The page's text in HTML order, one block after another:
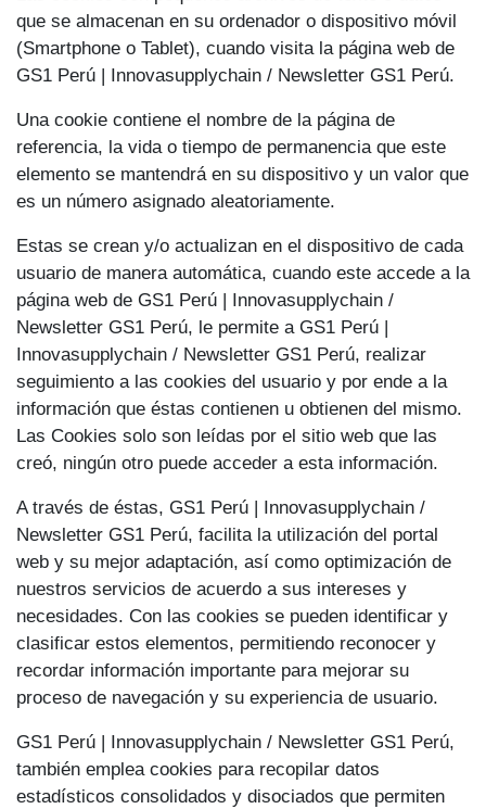
que se almacenan en su ordenador o dispositivo móvil
(Smartphone o Tablet), cuando visita la página web de
GS1 Perú | Innovasupplychain / Newsletter GS1 Perú.
Una cookie contiene el nombre de la página de
referencia, la vida o tiempo de permanencia que este
elemento se mantendrá en su dispositivo y un valor que
es un número asignado aleatoriamente.
Estas se crean y/o actualizan en el dispositivo de cada
usuario de manera automática, cuando este accede a la
página web de GS1 Perú | Innovasupplychain /
Newsletter GS1 Perú, le permite a GS1 Perú |
Innovasupplychain / Newsletter GS1 Perú, realizar
seguimiento a las cookies del usuario y por ende a la
información que éstas contienen u obtienen del mismo.
Las Cookies solo son leídas por el sitio web que las
creó, ningún otro puede acceder a esta información.
A través de éstas, GS1 Perú | Innovasupplychain /
Newsletter GS1 Perú, facilita la utilización del portal
web y su mejor adaptación, así como optimización de
nuestros servicios de acuerdo a sus intereses y
necesidades. Con las cookies se pueden identificar y
clasificar estos elementos, permitiendo reconocer y
recordar información importante para mejorar su
proceso de navegación y su experiencia de usuario.
GS1 Perú | Innovasupplychain / Newsletter GS1 Perú,
también emplea cookies para recopilar datos
estadísticos consolidados y disociados que permiten